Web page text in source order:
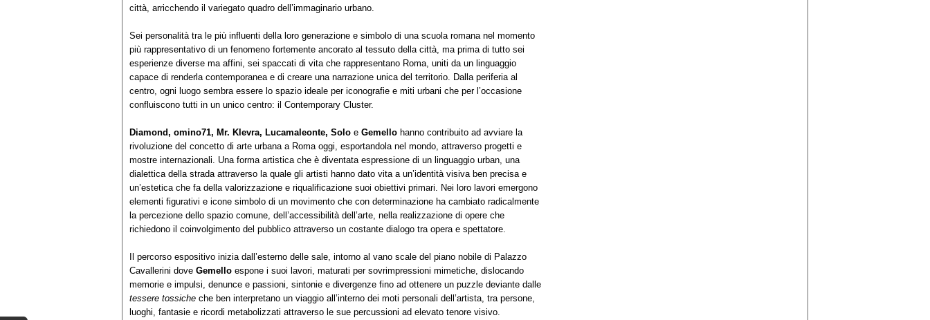
città, arricchendo il variegato quadro dell’immaginario urbano.
Sei personalità tra le più influenti della loro generazione e simbolo di una scuola romana nel momento
più rappresentativo di un fenomeno fortemente ancorato al tessuto della città, ma prima di tutto sei
esperienze diverse ma affini, sei spaccati di vita che rappresentano Roma, uniti da un linguaggio
capace di renderla contemporanea e di creare una narrazione unica del territorio. Dalla periferia al
centro, ogni luogo sembra essere lo spazio ideale per iconografie e miti urbani che per l’occasione
confluiscono tutti in un unico centro: il Contemporary Cluster.
Diamond, omino71, Mr. Klevra, Lucamaleonte, Solo e Gemello hanno contribuito ad avviare la
rivoluzione del concetto di arte urbana a Roma oggi, esportandola nel mondo, attraverso progetti e
mostre internazionali. Una forma artistica che è diventata espressione di un linguaggio urban, una
dialettica della strada attraverso la quale gli artisti hanno dato vita a un’identità visiva ben precisa e
un’estetica che fa della valorizzazione e riqualificazione suoi obiettivi primari. Nei loro lavori emergono
elementi figurativi e icone simbolo di un movimento che con determinazione ha cambiato radicalmente
la percezione dello spazio comune, dell’accessibilità dell’arte, nella realizzazione di opere che
richiedono il coinvolgimento del pubblico attraverso un costante dialogo tra opera e spettatore.
Il percorso espositivo inizia dall’esterno delle sale, intorno al vano scale del piano nobile di Palazzo
Cavallerini dove Gemello espone i suoi lavori, maturati per sovrimpressioni mimetiche, dislocando
memorie e impulsi, denunce e passioni, sintonie e divergenze fino ad ottenere un puzzle deviante dalle
tessere tossiche che ben interpretano un viaggio all’interno dei moti personali dell’artista, tra persone,
luoghi, fantasie e ricordi metabolizzati attraverso le sue percussioni ad elevato tenore visivo.